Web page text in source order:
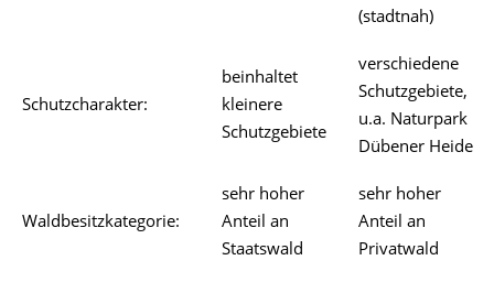
(stadtnah)
Schutzcharakter:
beinhaltet
kleinere
Schutzgebiete
verschiedene
Schutzgebiete,
u.a. Naturpark
Dübener Heide
Waldbesitzkategorie:
sehr hoher
Anteil an
Staatswald
sehr hoher
Anteil an
Privatwald